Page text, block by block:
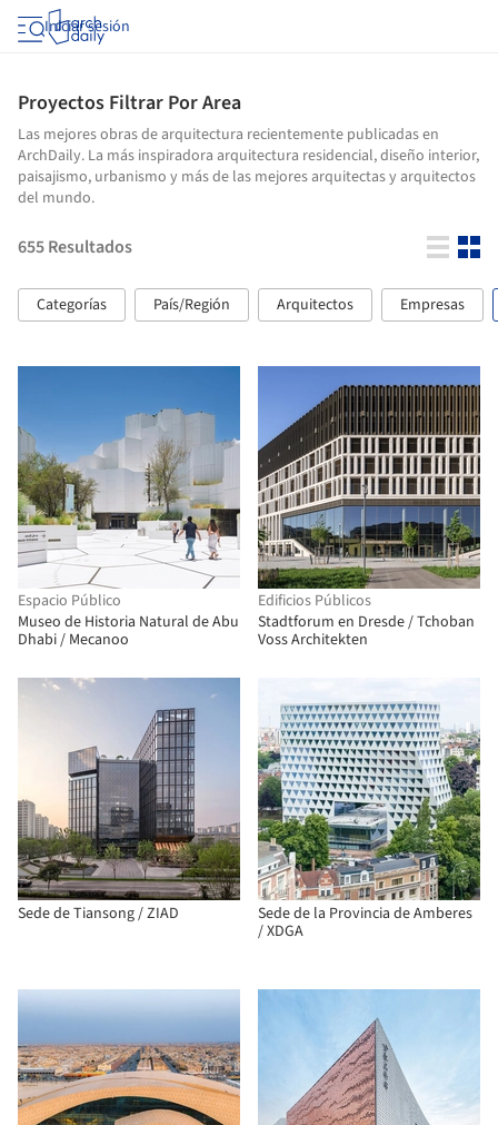
Iniciar sesión
Proyectos Filtrar Por Area
Las mejores obras de arquitectura recientemente publicadas en
ArchDaily. La más inspiradora arquitectura residencial, diseño interior,
paisajismo, urbanismo y más de las mejores arquitectas y arquitectos
del mundo.
655Resultados
Categorías País/Región Arquitectos Empresas
Espacio Público
Museo de Historia Natural de Abu
Dhabi / Mecanoo
Edificios Públicos
Stadtforum en Dresde / Tchoban
Voss Architekten
Sede de Tiansong / ZIAD
Sede de la Provincia de Amberes
/ XDGA